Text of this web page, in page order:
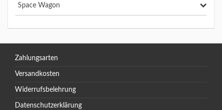
Space Wagon
Zahlungsarten
Versandkosten
Widerrufsbelehrung
Datenschutzerklärung